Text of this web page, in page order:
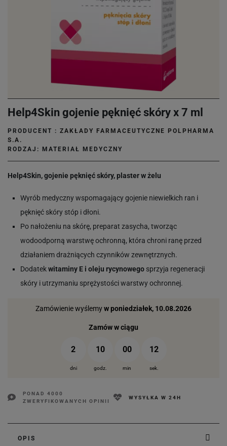
Help4Skin gojenie pęknięć skóry x 7 ml
PRODUCENT : ZAKŁADY FARMACEUTYCZNE POLPHARMA
S.A.
RODZAJ: MATERIAŁ MEDYCZNY
Help4Skin, gojenie pęknięć skóry, plaster w żelu
Wyrób medyczny wspomagający gojenie niewielkich ran i
pęknięć skóry stóp i dłoni.
Po nałożeniu na skórę, preparat zasycha, tworząc
wodoodporną warstwę ochronną, która chroni ranę przed
działaniem drażniących czynników zewnętrznych.
Dodatekwitaminy E i oleju rycynowego sprzyja regeneracji
skóry i utrzymaniu sprężystości warstwy ochronnej.
Zamówienie wyślemyw poniedziałek, 10.08.2026
Zamów w ciągu
2 10 00 12
dni godz. min sek.
PONAD 4000
ZWERYFIKOWANYCH OPINII
WYSYŁKA W 24H
OPIS